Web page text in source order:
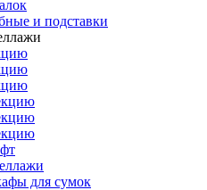
и подставки
для сумок